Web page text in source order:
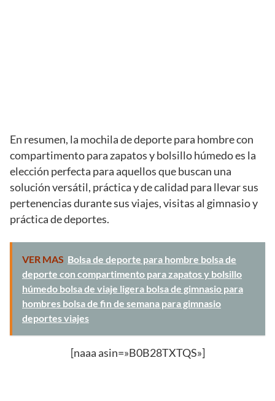
En resumen, la mochila de deporte para hombre con
compartimento para zapatos y bolsillo húmedo es la
elección perfecta para aquellos que buscan una
solución versátil, práctica y de calidad para llevar sus
pertenencias durante sus viajes, visitas al gimnasio y
práctica de deportes.
VER MAS Bolsa de deporte para hombre bolsa de
deporte con compartimento para zapatos y bolsillo
húmedo bolsa de viaje ligera bolsa de gimnasio para
hombres bolsa de fin de semana para gimnasio
deportes viajes
[naaa asin=»B0B28TXTQS»]